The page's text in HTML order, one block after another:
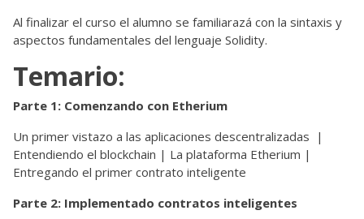
Al finalizar el curso el alumno se familiarazá con la sintaxis y
aspectos fundamentales del lenguaje Solidity.
Temario:
Parte 1: Comenzando con Etherium
Un primer vistazo a las aplicaciones descentralizadas |
Entendiendo el blockchain | La plataforma Etherium |
Entregando el primer contrato inteligente
Parte 2: Implementado contratos inteligentes